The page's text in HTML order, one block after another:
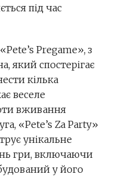
під час
Pregame», з
який спостерігає
кілька
веселе
вживання
«Pete’s Za Party»
унікальне
гри, включаючи
у його